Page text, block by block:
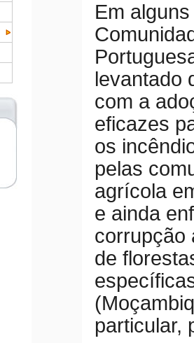
Em
levantado
com a
eficazes
os
pelas
agrícola
e ainda
corrupção
de
particular,